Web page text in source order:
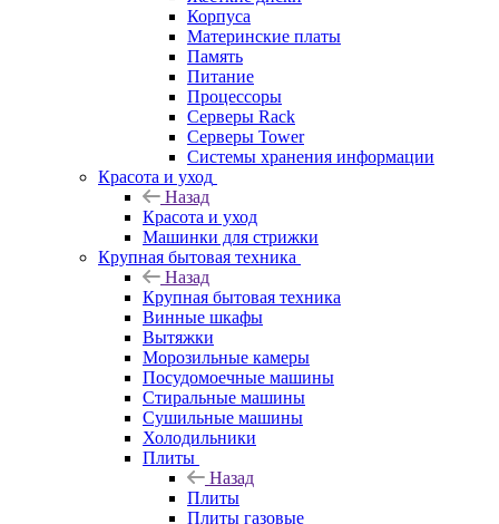
Корпуса
Материнские платы
Память
Питание
Процессоры
Серверы Rack
Серверы Tower
Системы хранения информации
Красота и уход
Назад
Красота и уход
Машинки для стрижки
Крупная бытовая техника
Назад
Крупная бытовая техника
Винные шкафы
Вытяжки
Морозильные камеры
Посудомоечные машины
Стиральные машины
Сушильные машины
Холодильники
Плиты
Назад
Плиты
Плиты газовые